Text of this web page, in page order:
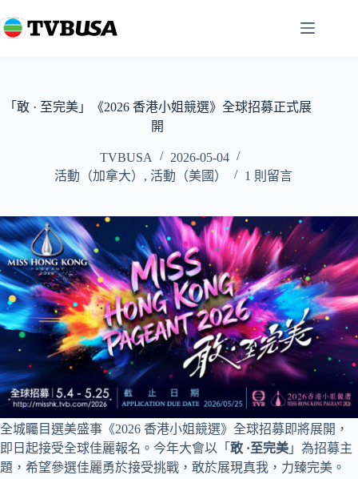
至
「敢 · 至完美」《2026 香港小姐競選》全球招募正式展
開
TVBUSA
2026-05-04
活動（加拿大） , 活動（美國） 1 則留言
全城矚目選美盛事《2026 香港小姐競選》全球招募即將展開，
即日起接受全球佳麗報名。今年大會以「 敢 ·至完美 」為招募主
題，希望參選佳麗勇於接受挑戰，敢於展現真我，力臻完美。